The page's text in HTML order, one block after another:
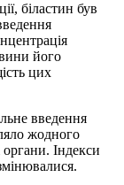
біластин був
його
цих
введення
жодного
органи. Індекси